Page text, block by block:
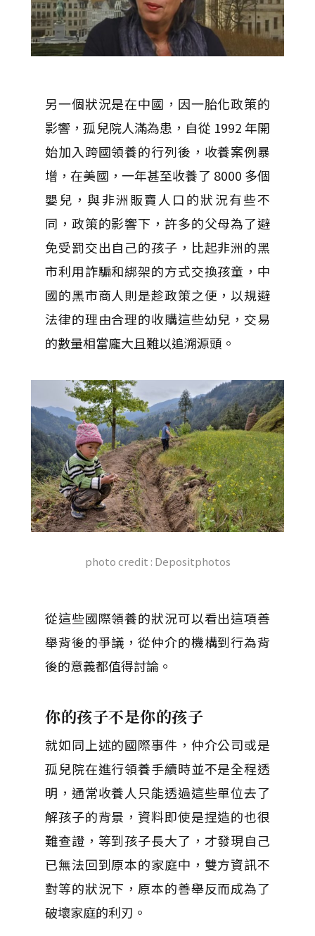
另一個狀況是在中國，因一胎化政策的
影響，孤兒院人滿為患，自從 1992 年開
始加入跨國領養的行列後，收養案例暴
增，在美國，一年甚至收養了 8000 多個
嬰兒，與非洲販賣人口的狀況有些不
同，政策的影響下，許多的父母為了避
免受罰交出自己的孩子，比起非洲的黑
市利用詐騙和綁架的方式交換孩童，中
國的黑市商人則是趁政策之便，以規避
法律的理由合理的收購這些幼兒，交易
的數量相當龐大且難以追溯源頭。
photo credit : Depositphotos
從這些國際領養的狀況可以看出這項善
舉背後的爭議，從仲介的機構到行為背
後的意義都值得討論。
你的孩子不是你的孩子
就如同上述的國際事件，仲介公司或是
孤兒院在進行領養手續時並不是全程透
明，通常收養人只能透過這些單位去了
解孩子的背景，資料即使是捏造的也很
難查證，等到孩子長大了，才發現自己
已無法回到原本的家庭中，雙方資訊不
對等的狀況下，原本的善舉反而成為了
破壞家庭的利刃。